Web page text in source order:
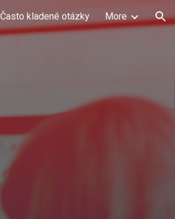
Často kladené otázky More